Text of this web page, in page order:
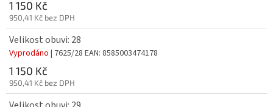
1 150 Kč
950,41 Kč bez DPH
Velikost obuvi: 28
Vyprodáno | 7625/28 EAN: 8585003474178
1 150 Kč
950,41 Kč bez DPH